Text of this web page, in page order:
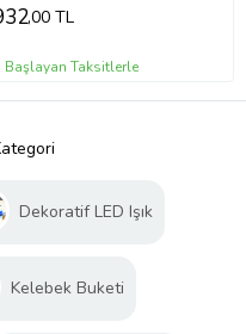
,00 TL
Başlayan Taksitlerle
Dekoratif LED Işık
Kelebek Buketi